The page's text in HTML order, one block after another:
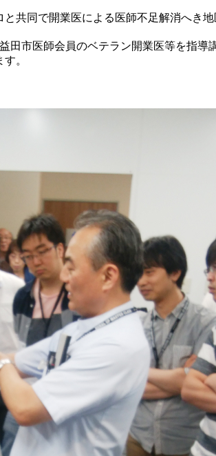
共同で開業医による医師不足解消へき
市医師会員のベテラン開業医等を指
。